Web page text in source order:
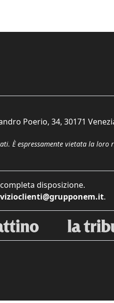
Poerio, 34, 30171
È espressamente vietata la
disposizione.
.